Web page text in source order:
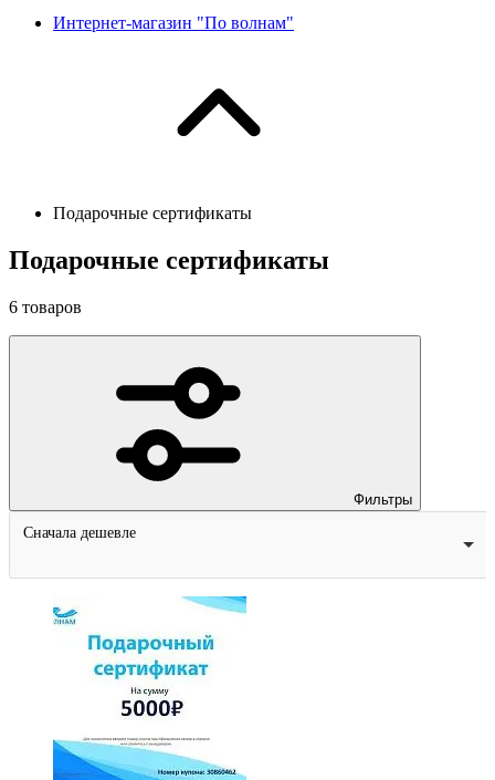
Интернет-магазин "По волнам"
Подарочные сертификаты
Подарочные сертификаты
6 товаров
Фильтры
Сначала дешевле